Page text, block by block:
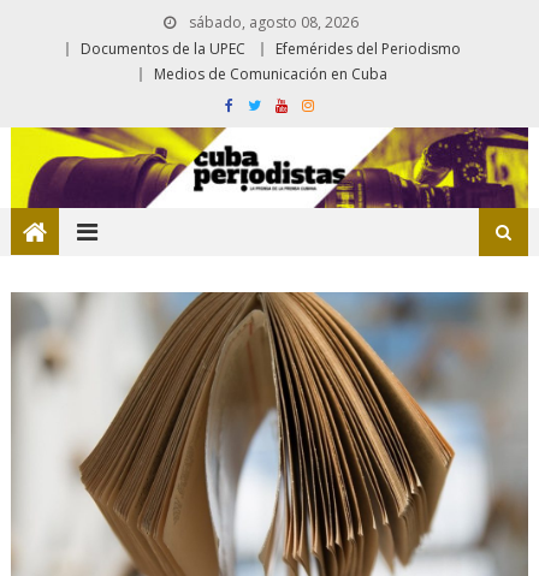
sábado, agosto 08, 2026
Documentos de la UPEC
Efemérides del Periodismo
Medios de Comunicación en Cuba